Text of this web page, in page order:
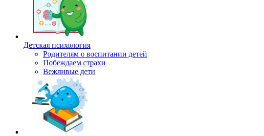
Детская психология
Родителям о воспитании детей
Побеждаем страхи
Вежливые дети